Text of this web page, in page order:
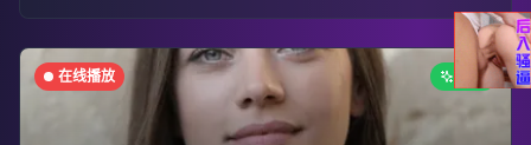
在线播放 新剧